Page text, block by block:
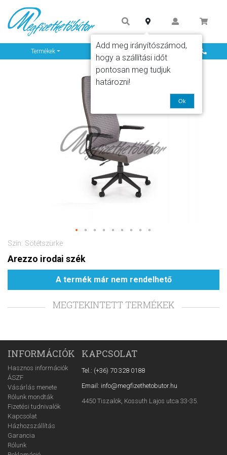
Termékek Info
Szín: Sötétszürke
Arezzo irodai szék
A termék már nem rendelhető
MEGTEKINTETT TERMÉKEK
INFORMÁCIÓK
Hasznos információk
ÁSZF
Vásárlás menete
Rólunk mondták
Fizetési tudnivalók
Kapcsolat
Házhozszállítás
Garancia
Rólunk
KAPCSOLAT
Tel.: (+36) 70 328 0188
Email: info@megfizethetobutor.hu
4450 Tiszalök, Kossuth Lajos utca 33-35.
Add meg irányítószámod,
hogy a szállítási időt
pontosan meg tudjuk
határozni!
Ok